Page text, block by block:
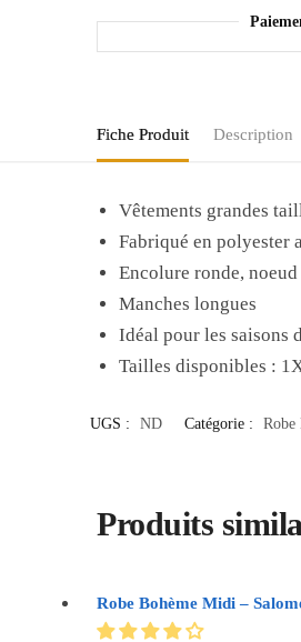
Fiche Produit Description
Vêtements grandes
Fabriqué en polyester
Encolure ronde,
Manches longues
Idéal pour les saisons
Tailles disponibles :
UGS : ND Catégorie : Robe
Produits
Robe Bohème Midi –